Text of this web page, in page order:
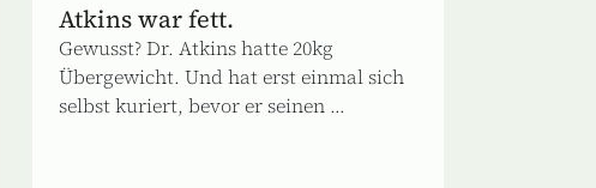
Atkins war fett.
Gewusst? Dr. Atkins hatte 20kg
Übergewicht. Und hat erst einmal sich
selbst kuriert, bevor er seinen ...